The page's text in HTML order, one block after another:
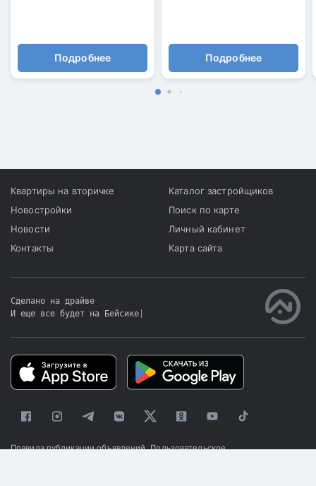
Подробнее Подробнее
Квартиры на вторичке
Новостройки
Новости
Контакты
Каталог застройщиков
Поиск по карте
Личный кабинет
Карта сайта
Сделано на драйве
И еще все будет на Бейсике
Правила публикации объявлений Пользовательское